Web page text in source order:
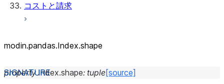
コストと請求
modin.pandas.Index.shape
property Index.shape: tuple[source]